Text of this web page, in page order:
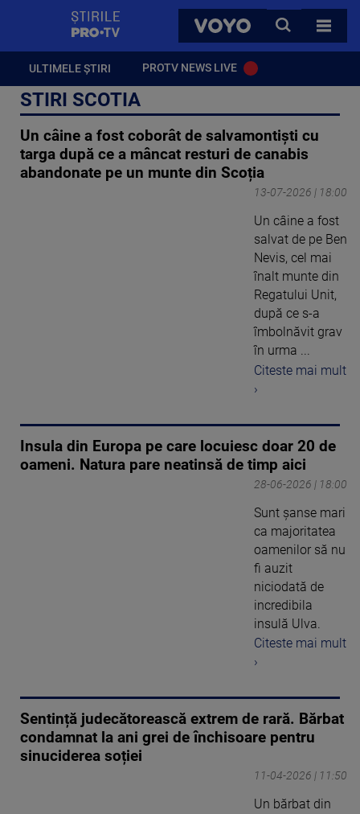
VOYO
CAUTA
TOATE
ULTIMELE ȘTIRI PROTV NEWS LIVE
STIRI SCOTIA
Un câine a fost coborât de salvamontiști cu
targa după ce a mâncat resturi de canabis
abandonate pe un munte din Scoția
13-07-2026 | 18:00
Un câine a fost
salvat de pe Ben
Nevis, cel mai
înalt munte din
Regatului Unit,
după ce s-a
îmbolnăvit grav
în urma ...
Citeste mai mult
›
Insula din Europa pe care locuiesc doar 20 de
oameni. Natura pare neatinsă de timp aici
28-06-2026 | 18:00
Sunt șanse mari
ca majoritatea
oamenilor să nu
fi auzit
niciodată de
incredibila
insulă Ulva.
Citeste mai mult
›
Sentință judecătorească extrem de rară. Bărbat
condamnat la ani grei de închisoare pentru
sinuciderea soției
11-04-2026 | 11:50
Un bărbat din